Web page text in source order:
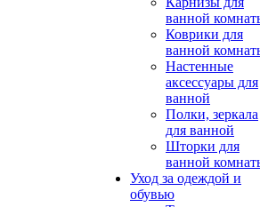
ванной
Коврики для
ванной
Настенные
аксессуары для
ванной
Полки, зеркала
для ванной
Шторки для
ванной
Уход за одеждой и
обувью